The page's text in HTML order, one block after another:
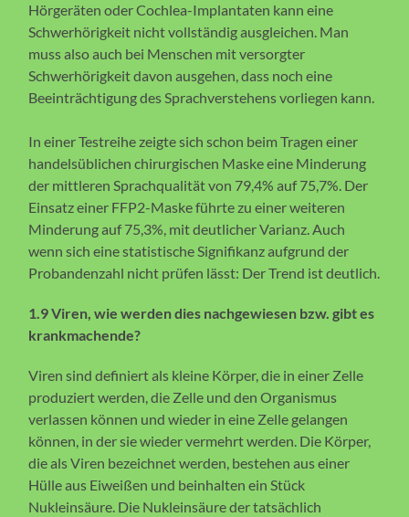
Hörgeräten oder Cochlea-Implantaten kann eine
Schwerhörigkeit nicht vollständig ausgleichen. Man
muss also auch bei Menschen mit versorgter
Schwerhörigkeit davon ausgehen, dass noch eine
Beeinträchtigung des Sprachverstehens vorliegen kann.
In einer Testreihe zeigte sich schon beim Tragen einer
handelsüblichen chirurgischen Maske eine Minderung
der mittleren Sprachqualität von 79,4% auf 75,7%. Der
Einsatz einer FFP2-Maske führte zu einer weiteren
Minderung auf 75,3%, mit deutlicher Varianz. Auch
wenn sich eine statistische Signifikanz aufgrund der
Probandenzahl nicht prüfen lässt: Der Trend ist deutlich.
1.9 Viren, wie werden dies nachgewiesen bzw. gibt es
krankmachende?
Viren sind definiert als kleine Körper, die in einer Zelle
produziert werden, die Zelle und den Organismus
verlassen können und wieder in eine Zelle gelangen
können, in der sie wieder vermehrt werden. Die Körper,
die als Viren bezeichnet werden, bestehen aus einer
Hülle aus Eiweißen und beinhalten ein Stück
Nukleinsäure. Die Nukleinsäure der tatsächlich